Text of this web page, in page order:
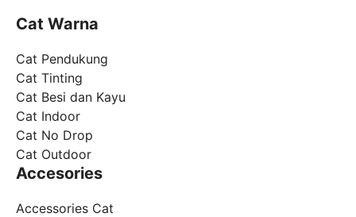
Cat Warna
Cat Pendukung
Cat Tinting
Cat Besi dan Kayu
Cat Indoor
Cat No Drop
Cat Outdoor
Accesories
Accessories Cat